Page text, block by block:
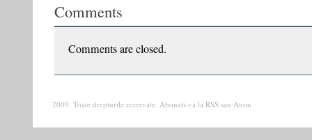
fraier,
Comments
Comments are closed.
2009. Toate drepturile rezervate. Abonati-va la RSS sau Atom